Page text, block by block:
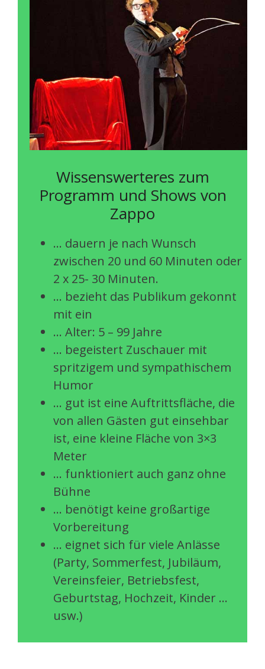
Wissenswerteres zum
Programm und Shows von
Zappo
… dauern je nach Wunsch
zwischen 20 und 60 Minuten oder
2 x 25- 30 Minuten.
… bezieht das Publikum gekonnt
mit ein
… Alter: 5 – 99 Jahre
… begeistert Zuschauer mit
spritzigem und sympathischem
Humor
… gut ist eine Auftrittsfläche, die
von allen Gästen gut einsehbar
ist, eine kleine Fläche von 3×3
Meter
… funktioniert auch ganz ohne
Bühne
… benötigt keine großartige
Vorbereitung
… eignet sich für viele Anlässe
(Party, Sommerfest, Jubiläum,
Vereinsfeier, Betriebsfest,
Geburtstag, Hochzeit, Kinder …
usw.)